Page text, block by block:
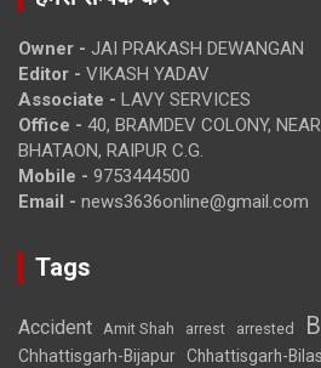
Owner - JAI PRAKASH DEWANGAN
Editor - VIKASH YADAV
Associate - LAVY SERVICES
Office - 40, BRAMDEV COLONY,
BHATAON, RAIPUR C.G.
Mobile - 9753444500
Email - news3636online@gmail.com
Tags
Accident Amit Shah arrest arrested
Chhattisgarh-Bijapur Chhattisgarh-